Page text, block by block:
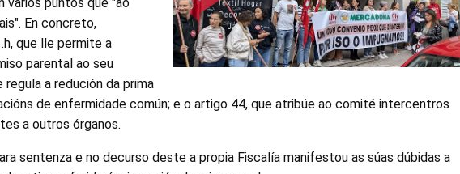
En concreto,
que lle permite a
parental ao seu
a redución da prima
de enfermidade común; e o artigo 44, que atribúe ao comité intercentros
a outros órganos.
sentenza e no decurso deste a propia Fiscalía manifestou as súas dúbidas a